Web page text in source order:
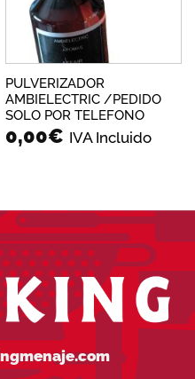
PULVERIZADOR
AMBIELECTRIC /PEDIDO
SOLO POR TELEFONO
0,00€ IVA Incluido